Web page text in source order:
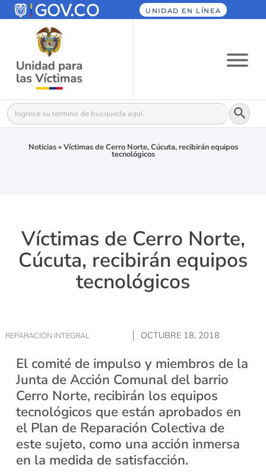
UNIDAD EN LÍNEA
Buscar: Botón
Noticias»Víctimas de Cerro Norte, Cúcuta, recibirán equipos
tecnológicos
Víctimas de Cerro Norte,
Cúcuta, recibirán equipos
tecnológicos
REPARACIÓN INTEGRAL OCTUBRE 18, 2018
El comité de impulso y miembros de la
Junta de Acción Comunal del barrio
Cerro Norte, recibirán los equipos
tecnológicos que están aprobados en
el Plan de Reparación Colectiva de
este sujeto, como una acción inmersa
en la medida de satisfacción.